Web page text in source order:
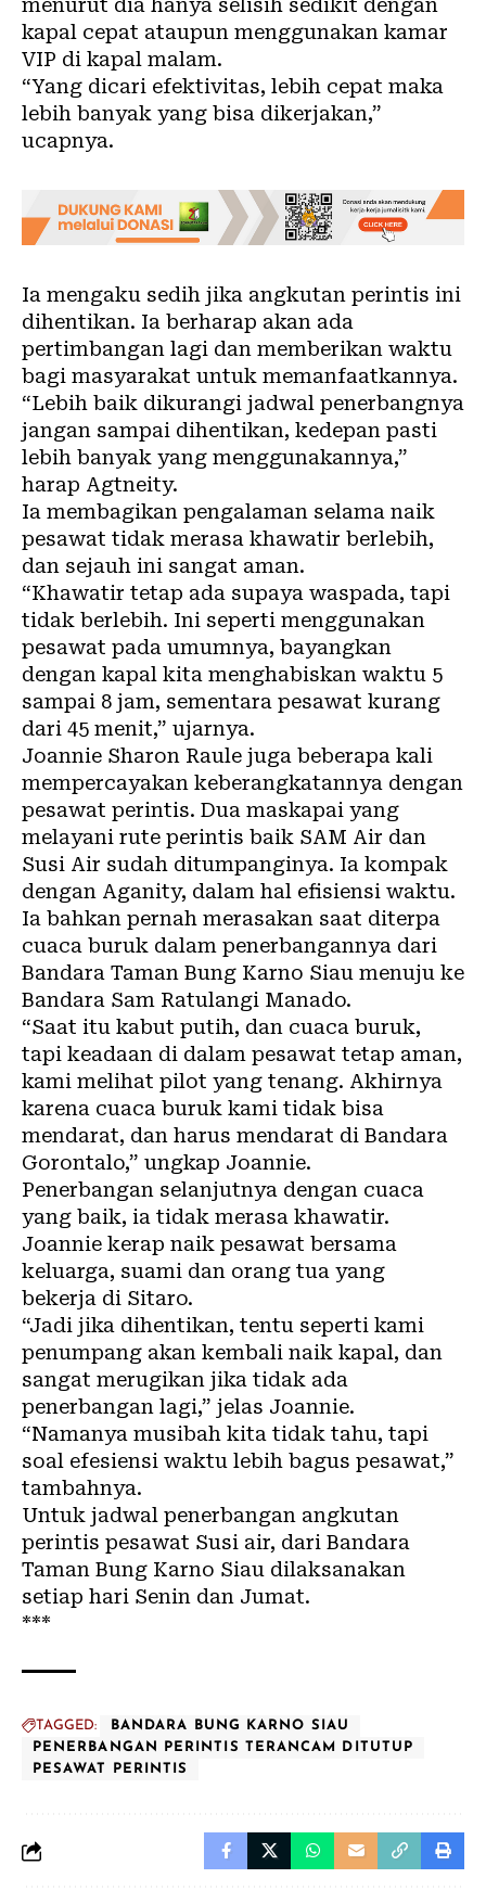
kapal cepat ataupun menggunakan kamar
VIP di kapal malam.
“Yang dicari efektivitas, lebih cepat maka
lebih banyak yang bisa dikerjakan,”
ucapnya.
Ia mengaku sedih jika angkutan perintis ini
dihentikan. Ia berharap akan ada
pertimbangan lagi dan memberikan waktu
bagi masyarakat untuk memanfaatkannya.
“Lebih baik dikurangi jadwal penerbangnya
jangan sampai dihentikan, kedepan pasti
lebih banyak yang menggunakannya,”
harap Agtneity.
Ia membagikan pengalaman selama naik
pesawat tidak merasa khawatir berlebih,
dan sejauh ini sangat aman.
“Khawatir tetap ada supaya waspada, tapi
tidak berlebih. Ini seperti menggunakan
pesawat pada umumnya, bayangkan
dengan kapal kita menghabiskan waktu 5
sampai 8 jam, sementara pesawat kurang
dari 45 menit,” ujarnya.
Joannie Sharon Raule juga beberapa kali
mempercayakan keberangkatannya dengan
pesawat perintis. Dua maskapai yang
melayani rute perintis baik SAM Air dan
Susi Air sudah ditumpanginya. Ia kompak
dengan Aganity, dalam hal efisiensi waktu.
Ia bahkan pernah merasakan saat diterpa
cuaca buruk dalam penerbangannya dari
Bandara Taman Bung Karno Siau menuju ke
Bandara Sam Ratulangi Manado.
“Saat itu kabut putih, dan cuaca buruk,
tapi keadaan di dalam pesawat tetap aman,
kami melihat pilot yang tenang. Akhirnya
karena cuaca buruk kami tidak bisa
mendarat, dan harus mendarat di Bandara
Gorontalo,” ungkap Joannie.
Penerbangan selanjutnya dengan cuaca
yang baik, ia tidak merasa khawatir.
Joannie kerap naik pesawat bersama
keluarga, suami dan orang tua yang
bekerja di Sitaro.
“Jadi jika dihentikan, tentu seperti kami
penumpang akan kembali naik kapal, dan
sangat merugikan jika tidak ada
penerbangan lagi,” jelas Joannie.
“Namanya musibah kita tidak tahu, tapi
soal efesiensi waktu lebih bagus pesawat,”
tambahnya.
Untuk jadwal penerbangan angkutan
perintis pesawat Susi air, dari Bandara
Taman Bung Karno Siau dilaksanakan
setiap hari Senin dan Jumat.
***
TAGGED:
BANDARA BUNG KARNO SIAU
PENERBANGAN PERINTIS TERANCAM DITUTUP
PESAWAT PERINTIS